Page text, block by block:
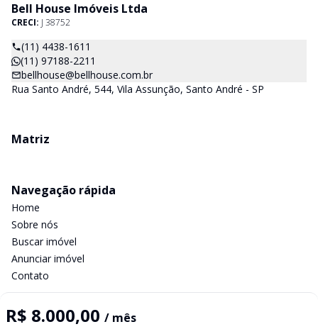
R$ 8.000,00 / mês
Bell House Imóveis Ltda
CRECI: J 38752
(11) 4438-1611
(11) 97188-2211
bellhouse@bellhouse.com.br
Rua Santo André, 544, Vila Assunção, Santo André - SP
Matriz
Navegação rápida
Home
Sobre nós
Buscar imóvel
Anunciar imóvel
Contato